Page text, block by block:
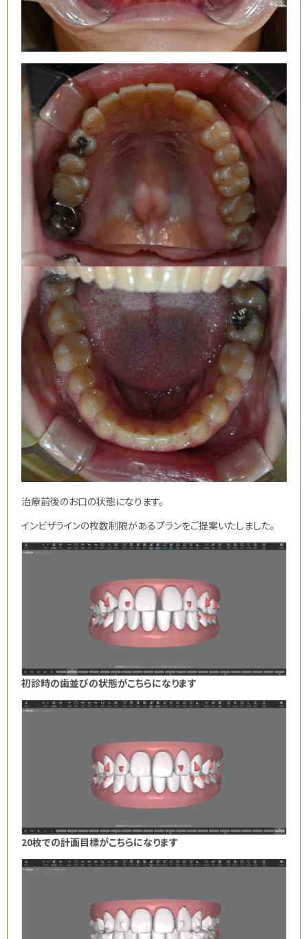
治療前後のお口の状態になります。
インビザラインの枚数制限があるプランをご提案いたしました。
初診時の歯並びの状態がこちらになります
20枚での計画目標がこちらになります